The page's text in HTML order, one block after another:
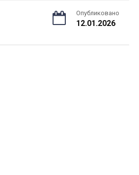
Опубликовано
12.01.2026